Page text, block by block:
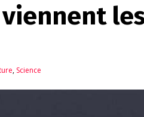
viennent
, Science